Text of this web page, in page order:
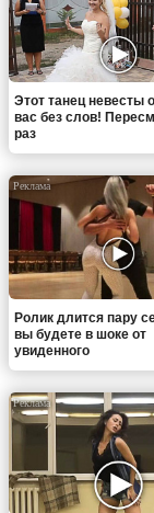
Этот танец невесты
вас без слов!
раз
Ролик длится пару
вы будете в шоке от
увиденного